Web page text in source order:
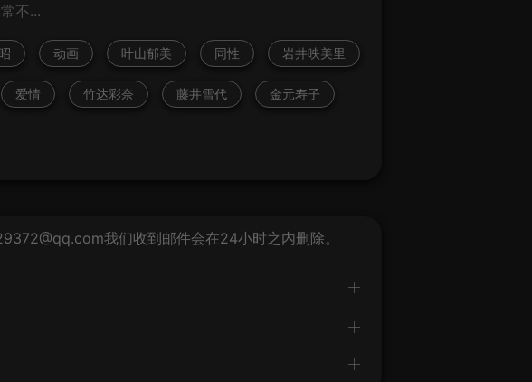
不...
动画 叶山郁美 同性 岩井映美里
爱情 竹达彩奈 藤井雪代 金元寿子
我们收到邮件会在24小时之内删除。